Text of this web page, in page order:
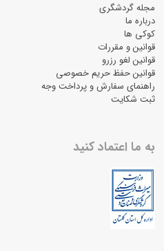
مجله گردشگری
درباره ما
کوکی ها
قوانین و مقررات
قوانین لغو رزرو
قوانین حفظ حریم خصوصی
راهنمای سفارش و پرداخت وجه
ثبت شکایت
به ما اعتماد کنید